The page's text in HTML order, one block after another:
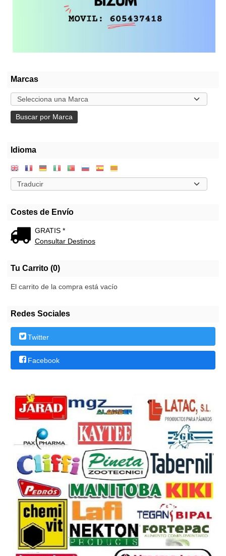
Marcas
Idioma
Costes de Envío
GRATIS *
Consultar Destinos
Tu Carrito (0)
El carrito de la compra está vacío
Redes Sociales
Twitter
Facebook